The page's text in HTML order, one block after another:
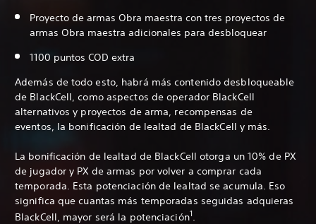
Proyecto de armas Obra maestra con tres proyectos de
armas Obra maestra adicionales para desbloquear
1100 puntos COD extra
Además de todo esto, habrá más contenido desbloqueable
de BlackCell, como aspectos de operador BlackCell
alternativos y proyectos de arma, recompensas de
eventos, la bonificación de lealtad de BlackCell y más.
La bonificación de lealtad de BlackCell otorga un 10% de PX
de jugador y PX de armas por volver a comprar cada
temporada. Esta potenciación de lealtad se acumula. Eso
significa que cuantas más temporadas seguidas adquieras
BlackCell, mayor será la potenciación1